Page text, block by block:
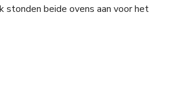
stonden beide ovens aan voor het